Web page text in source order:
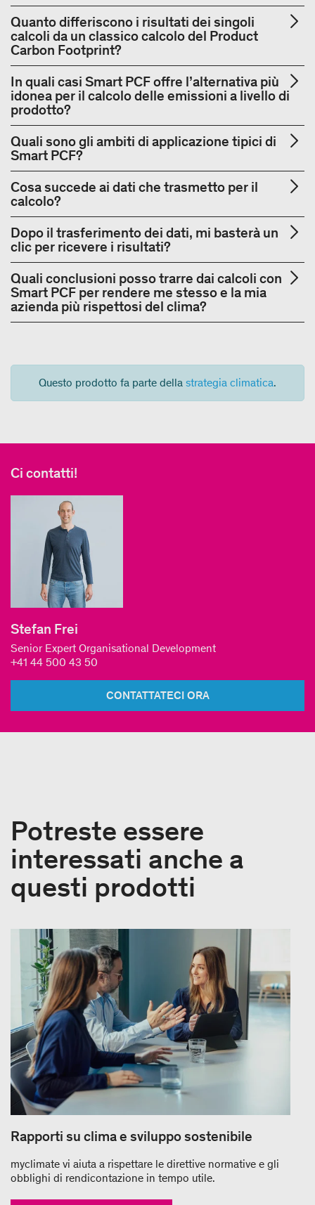
Quanto differiscono i risultati dei singoli
calcoli da un classico calcolo del Product
Carbon Footprint?
In quali casi Smart PCF offre l’alternativa più
idonea per il calcolo delle emissioni a livello di
prodotto?
Quali sono gli ambiti di applicazione tipici di
Smart PCF?
Cosa succede ai dati che trasmetto per il
calcolo?
Dopo il trasferimento dei dati, mi basterà un
clic per ricevere i risultati?
Quali conclusioni posso trarre dai calcoli con
Smart PCF per rendere me stesso e la mia
azienda più rispettosi del clima?
Questo prodotto fa parte della strategia climatica.
Ci contatti!
Stefan Frei
Senior Expert Organisational Development
+41 44 500 43 50
CONTATTATECI ORA
Potreste essere
interessati anche a
questi prodotti
Rapporti su clima e sviluppo sostenibile
myclimate vi aiuta a rispettare le direttive normative e gli
obblighi di rendicontazione in tempo utile.